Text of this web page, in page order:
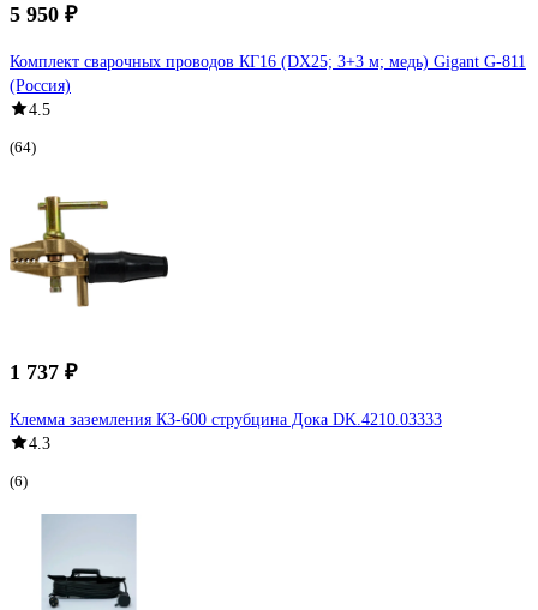
5 950 ₽
Комплект сварочных проводов КГ16 (DX25; 3+3 м; медь) Gigant G-811
(Россия)
4.5
(64)
1 737 ₽
Клемма заземления КЗ-600 струбцина Дока DK.4210.03333
4.3
(6)